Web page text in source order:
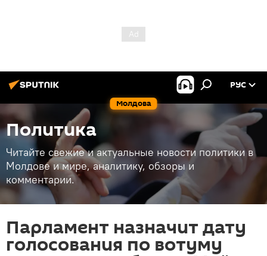
Молдова
РУС
Политика
Читайте свежие и актуальные новости политики в
Молдове и мире, аналитику, обзоры и
комментарии.
Парламент назначит дату
голосования по вотуму